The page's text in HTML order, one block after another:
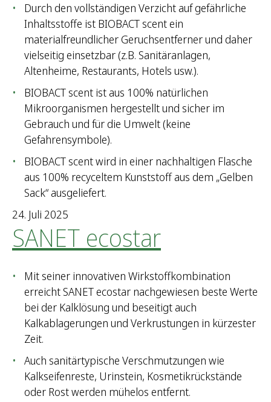
Durch den vollständigen Verzicht auf gefährliche
Inhaltsstoffe ist BIOBACT scent ein
materialfreundlicher Geruchsentferner und daher
vielseitig einsetzbar (z.B. Sanitäranlagen,
Altenheime, Restaurants, Hotels usw.).
BIOBACT scent ist aus 100% natürlichen
Mikroorganismen hergestellt und sicher im
Gebrauch und für die Umwelt (keine
Gefahrensymbole).
BIOBACT scent wird in einer nachhaltigen Flasche
aus 100% recyceltem Kunststoff aus dem „Gelben
Sack“ ausgeliefert.
24. Juli 2025
SANET ecostar
Mit seiner innovativen Wirkstoffkombination
erreicht SANET ecostar nachgewiesen beste Werte
bei der Kalklösung und beseitigt auch
Kalkablagerungen und Verkrustungen in kürzester
Zeit.
Auch sanitärtypische Verschmutzungen wie
Kalkseifenreste, Urinstein, Kosmetikrückstände
oder Rost werden mühelos entfernt.